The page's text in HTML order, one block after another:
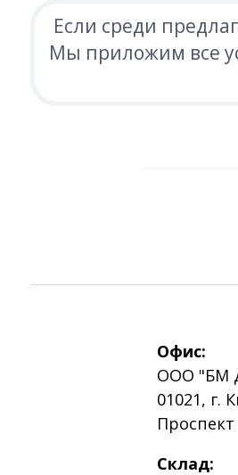
Если среди
Мы приложим все
Офис:
ООО "БМ
01021, г.
Проспект
Склад: